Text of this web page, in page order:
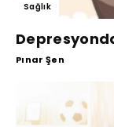
Sağlık
Pınar Şen